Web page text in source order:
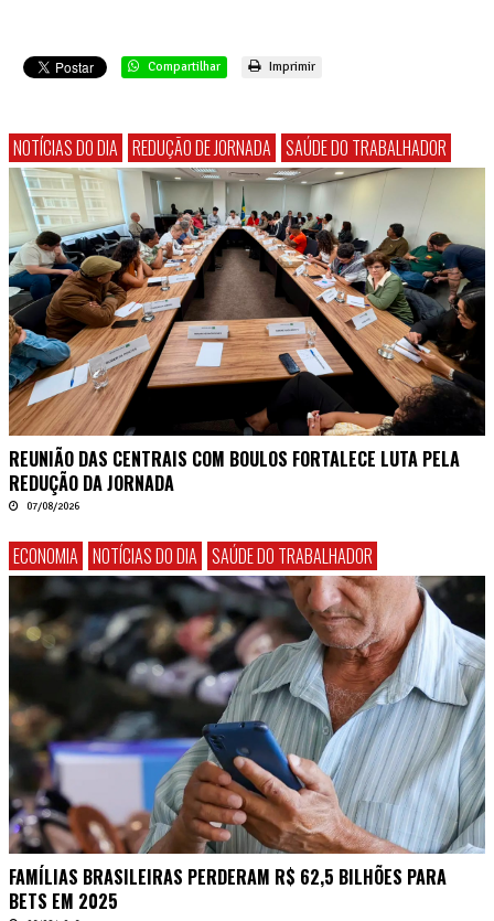
Compartilhar Imprimir
NOTÍCIAS DO DIA REDUÇÃO DE JORNADA SAÚDE DO TRABALHADOR
REUNIÃO DAS CENTRAIS COM BOULOS FORTALECE LUTA PELA
REDUÇÃO DA JORNADA
07/08/2026
ECONOMIA NOTÍCIAS DO DIA SAÚDE DO TRABALHADOR
FAMÍLIAS BRASILEIRAS PERDERAM R$ 62,5 BILHÕES PARA
BETS EM 2025